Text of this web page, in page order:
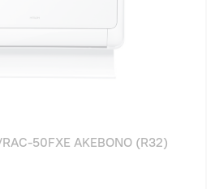
50FXE AKEBONO (R32)